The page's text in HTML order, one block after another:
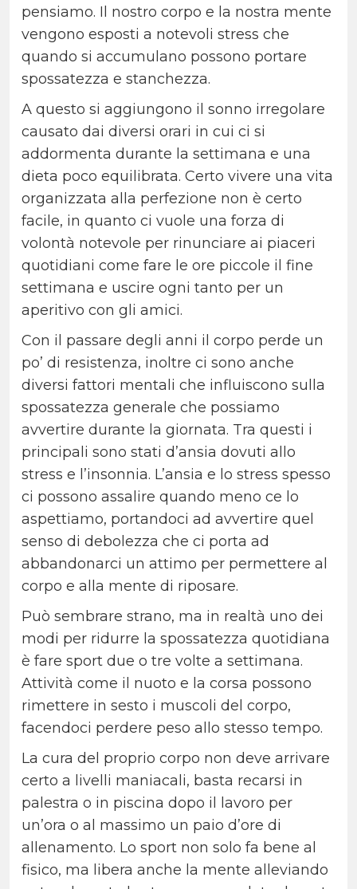
pensiamo. Il nostro corpo e la nostra mente
vengono esposti a notevoli stress che
quando si accumulano possono portare
spossatezza e stanchezza.
A questo si aggiungono il sonno irregolare
causato dai diversi orari in cui ci si
addormenta durante la settimana e una
dieta poco equilibrata. Certo vivere una vita
organizzata alla perfezione non è certo
facile, in quanto ci vuole una forza di
volontà notevole per rinunciare ai piaceri
quotidiani come fare le ore piccole il fine
settimana e uscire ogni tanto per un
aperitivo con gli amici.
Con il passare degli anni il corpo perde un
po’ di resistenza, inoltre ci sono anche
diversi fattori mentali che influiscono sulla
spossatezza generale che possiamo
avvertire durante la giornata. Tra questi i
principali sono stati d’ansia dovuti allo
stress e l’insonnia. L’ansia e lo stress spesso
ci possono assalire quando meno ce lo
aspettiamo, portandoci ad avvertire quel
senso di debolezza che ci porta ad
abbandonarci un attimo per permettere al
corpo e alla mente di riposare.
Può sembrare strano, ma in realtà uno dei
modi per ridurre la spossatezza quotidiana
è fare sport due o tre volte a settimana.
Attività come il nuoto e la corsa possono
rimettere in sesto i muscoli del corpo,
facendoci perdere peso allo stesso tempo.
La cura del proprio corpo non deve arrivare
certo a livelli maniacali, basta recarsi in
palestra o in piscina dopo il lavoro per
un’ora o al massimo un paio d’ore di
allenamento. Lo sport non solo fa bene al
fisico, ma libera anche la mente alleviando